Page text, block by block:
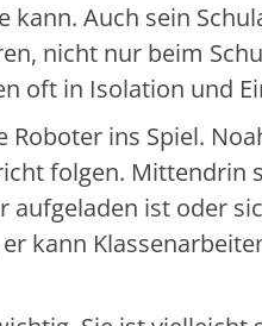
kann. Auch sein
nicht nur beim
oft in Isolation und
ins Spiel.
folgen. Mittendrin
aufgeladen ist oder
kann